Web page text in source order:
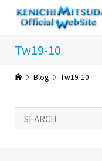
Tw19-10
Blog Tw19-10